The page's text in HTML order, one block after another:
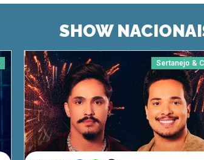
SHOW
Sertanejo &